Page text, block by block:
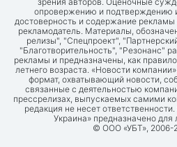
опровержению и подтверждению
достоверность и содержание рекламы
рекламодатель. Материалы,
релизы", "Спецпроект",
"Благотворительность", "Резонанс"
рекламы и предназначены, как
летнего возраста. «Новости
формат, охватывающий новости,
связанные с деятельностью
прессрелизах, выпускаемых самими
редакция не несет
Украина» предназначено для
© ООО «УБТ», 2006-